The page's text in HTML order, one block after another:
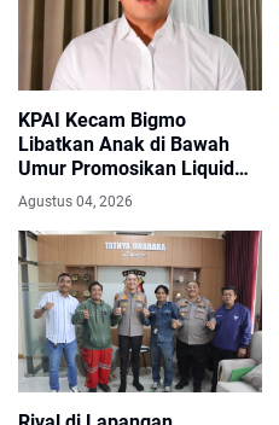
KPAI Kecam Bigmo
Libatkan Anak di Bawah
Umur Promosikan Liquid
Vape, Minta Aparat
Bertindak Tegas
Agustus 04, 2026